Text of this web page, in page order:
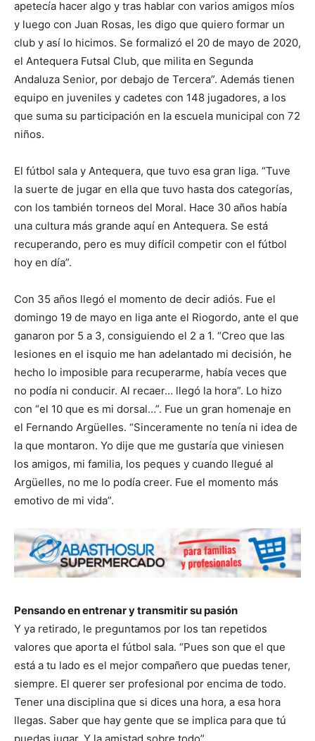
apetecía hacer algo y tras hablar con varios amigos míos
y luego con Juan Rosas, les digo que quiero formar un
club y así lo hicimos. Se formalizó el 20 de mayo de 2020,
el Antequera Futsal Club, que milita en Segunda
Andaluza Senior, por debajo de Tercera”. Además tienen
equipo en juveniles y cadetes con 148 jugadores, a los
que suma su participación en la escuela municipal con 72
niños.
El fútbol sala y Antequera, que tuvo esa gran liga. “Tuve
la suerte de jugar en ella que tuvo hasta dos categorías,
con los también torneos del Moral. Hace 30 años había
una cultura más grande aquí en Antequera. Se está
recuperando, pero es muy difícil competir con el fútbol
hoy en día”.
Con 35 años llegó el momento de decir adiós. Fue el
domingo 19 de mayo en liga ante el Riogordo, ante el que
ganaron por 5 a 3, consiguiendo el 2 a 1. “Creo que las
lesiones en el isquio me han adelantado mi decisión, he
hecho lo imposible para recuperarme, había veces que
no podía ni conducir. Al recaer… llegó la hora”. Lo hizo
con “el 10 que es mi dorsal…”. Fue un gran homenaje en
el Fernando Argüelles. “Sinceramente no tenía ni idea de
la que montaron. Yo dije que me gustaría que viniesen
los amigos, mi familia, los peques y cuando llegué al
Argüelles, no me lo podía creer. Fue el momento más
emotivo de mi vida”.
Pensando en entrenar y transmitir su pasión
Y ya retirado, le preguntamos por los tan repetidos
valores que aporta el fútbol sala. “Pues son que el que
está a tu lado es el mejor compañero que puedas tener,
siempre. El querer ser profesional por encima de todo.
Tener una disciplina que si dices una hora, a esa hora
llegas. Saber que hay gente que se implica para que tú
puedas jugar. Y la amistad sobre todo”.